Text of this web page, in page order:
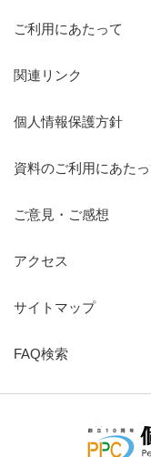
ご利用にあたって
関連リンク
個人情報保護方針
資料のご利用にあた
ご意見・ご感想
アクセス
サイトマップ
FAQ検索